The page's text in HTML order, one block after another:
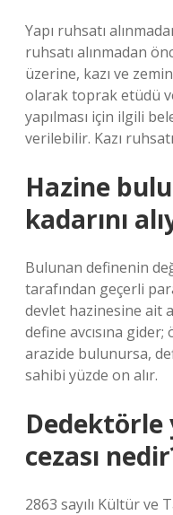
Yapı ruhsatı
ruhsatı alınmadan
üzerine, kazı ve
olarak toprak etüdü
yapılması için ilgili
verilebilir. Kazı
Hazine
kadarını
Bulunan definenin
tarafından geçerli
devlet hazinesine ait
define avcısına
arazide bulunursa,
sahibi yüzde on alır.
Dedektörle
cezası
2863 sayılı Kültür ve